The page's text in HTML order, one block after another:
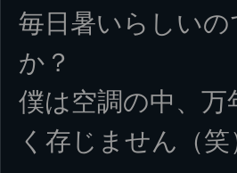
毎日暑いらしい
か？
僕は空調の中、
く存じません（笑